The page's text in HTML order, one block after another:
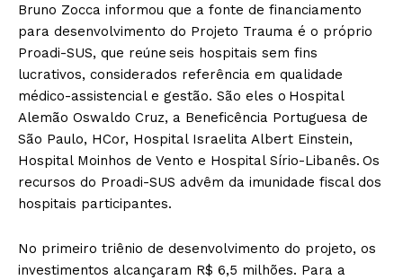
Bruno Zocca informou que a fonte de financiamento
para desenvolvimento do Projeto Trauma é o próprio
Proadi-SUS, que reúne seis hospitais sem fins
lucrativos, considerados referência em qualidade
médico-assistencial e gestão. São eles o Hospital
Alemão Oswaldo Cruz, a Beneficência Portuguesa de
São Paulo, HCor, Hospital Israelita Albert Einstein,
Hospital Moinhos de Vento e Hospital Sírio-Libanês. Os
recursos do Proadi-SUS advêm da imunidade fiscal dos
hospitais participantes.
No primeiro triênio de desenvolvimento do projeto, os
investimentos alcançaram R$ 6,5 milhões. Para a